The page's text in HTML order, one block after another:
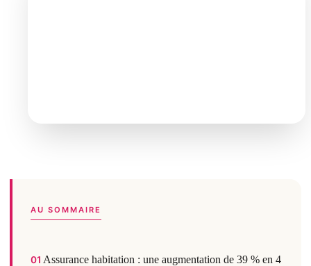
AU SOMMAIRE
01 Assurance habitation : une augmentation de 39 % en 4